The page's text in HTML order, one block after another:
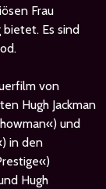
Frau
bietet. Es sind
von
Hugh Jackman
und
in den
Hugh